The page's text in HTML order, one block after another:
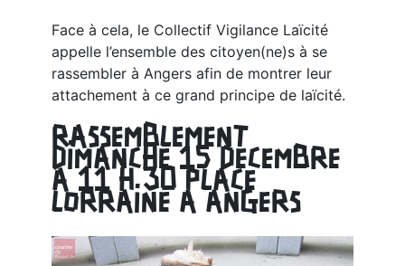
Face à cela, le Collectif Vigilance Laïcité
appelle l’ensemble des citoyen(ne)s à se
rassembler à Angers afin de montrer leur
attachement à ce grand principe de laïcité.
RASSEMBLEMENT
DIMANCHE 15 DECEMBRE
A 11 H 30 PLACE
LORRAINE A ANGERS